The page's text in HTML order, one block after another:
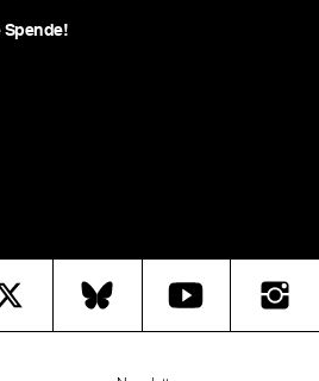
Spende!